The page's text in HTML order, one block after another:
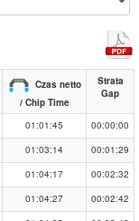
Czas netto
/ Chip Time
Strata
Gap
01:01:45
00:00:00
01:03:14
00:01:29
01:04:17
00:02:32
01:04:27
00:02:42